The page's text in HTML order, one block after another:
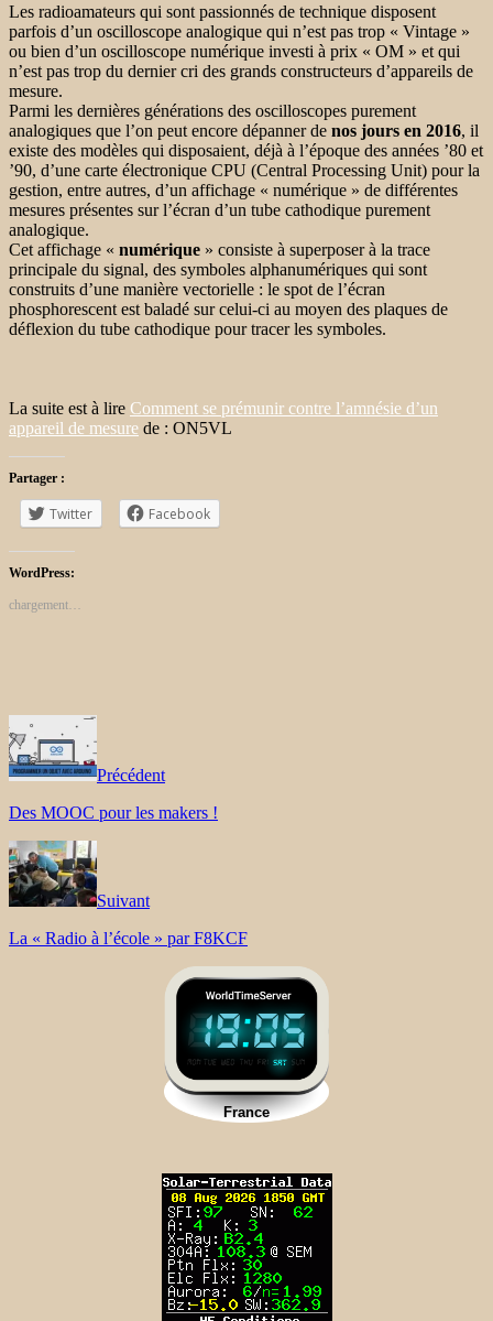
Les radioamateurs qui sont passionnés de technique disposent
parfois d’un oscilloscope analogique qui n’est pas trop « Vintage »
ou bien d’un oscilloscope numérique investi à prix « OM » et qui
n’est pas trop du dernier cri des grands constructeurs d’appareils de
mesure.
Parmi les dernières générations des oscilloscopes purement
analogiques que l’on peut encore dépanner de nos jours en 2016, il
existe des modèles qui disposaient, déjà à l’époque des années ’80 et
’90, d’une carte électronique CPU (Central Processing Unit) pour la
gestion, entre autres, d’un affichage « numérique » de différentes
mesures présentes sur l’écran d’un tube cathodique purement
analogique.
Cet affichage « numérique » consiste à superposer à la trace
principale du signal, des symboles alphanumériques qui sont
construits d’une manière vectorielle : le spot de l’écran
phosphorescent est baladé sur celui-ci au moyen des plaques de
déflexion du tube cathodique pour tracer les symboles.
La suite est à lire Comment se prémunir contre l’amnésie d’un
appareil de mesure de : ON5VL
Partager :
Twitter Facebook
WordPress:
chargement…
Précédent
Des MOOC pour les makers !
Suivant
La « Radio à l’école » par F8KCF